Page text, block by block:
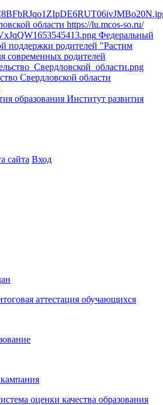
области https://lu.mcos-so.ru/
Федеральный
поддержки родителей "Растим
современных родителей
Свердловской области
образования Институт развития
сайта Вход
аттестация обучающихся
оценки качества образования